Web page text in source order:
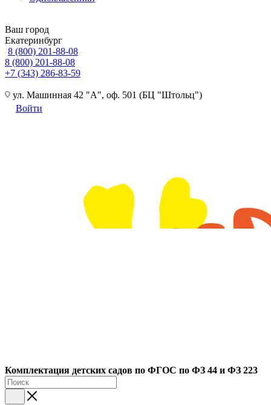
Ваш город
Екатеринбург
8 (800) 201-88-08
8 (800) 201-88-08
+7 (343) 286-83-59
ул. Машинная 42 "А", оф. 501 (БЦ "Штольц")
Войти
Комплектация детских садов по ФГОC по ФЗ 44 и ФЗ 223